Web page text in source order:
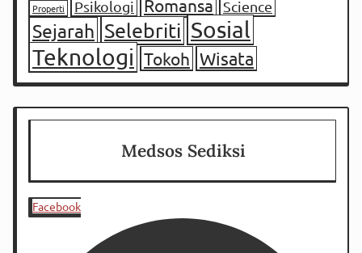
Properti Psikologi Romansa Science
Sejarah Selebriti Sosial
Teknologi Tokoh Wisata
Medsos Sediksi
Facebook